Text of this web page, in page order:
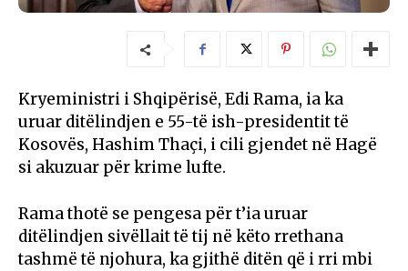
Kryeministri i Shqipërisë, Edi Rama, ia ka
uruar ditëlindjen e 55-të ish-presidentit të
Kosovës, Hashim Thaçi, i cili gjendet në Hagë
si akuzuar për krime lufte.
Rama thotë se pengesa për t’ia uruar
ditëlindjen sivëllait të tij në këto rrethana
tashmë të njohura, ka gjithë ditën që i rri mbi